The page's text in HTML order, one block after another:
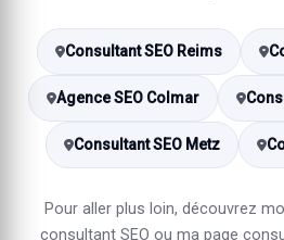
Consultant SEO Reims
Agence SEO Colmar
Consultant SEO Metz
Pour aller plus loin, découvrez
consultant SEO ou ma page